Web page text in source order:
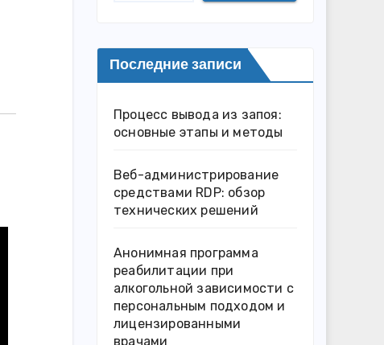
Последние записи
Процесс вывода из запоя:
основные этапы и методы
Веб-администрирование
средствами RDP: обзор
технических решений
Анонимная программа
реабилитации при
алкогольной зависимости с
персональным подходом и
лицензированными
врачами